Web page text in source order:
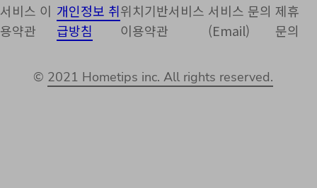
서비스 이
용약관
개인정보 취
급방침
위치기반서비스
이용약관
서비스 문의
(Email)
제휴
문의
© 2021 Hometips inc. All rights reserved.